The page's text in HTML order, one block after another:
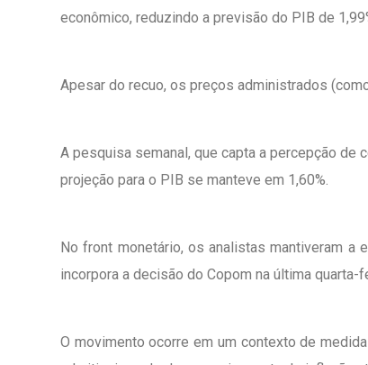
econômico, reduzindo a previsão do PIB de
Apesar do recuo, os preços administrados
A pesquisa semanal, que capta a percepção de
projeção para o PIB se manteve em 1,60%.
No front monetário, os analistas mantiveram a
incorpora a decisão do Copom na última
O movimento ocorre em um contexto de